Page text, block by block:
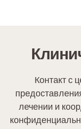
Контакт с
лечении и